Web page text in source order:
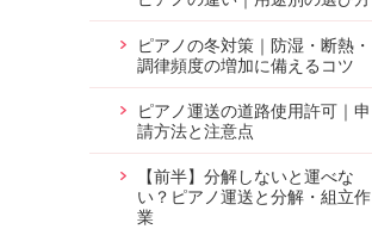
ピアノの冬対策｜防湿・断熱・
調律頻度の増加に備えるコツ
ピアノ運送の道路使用許可｜申
請方法と注意点
【前半】分解しないと運べな
い？ピアノ運送と分解・組立作
業